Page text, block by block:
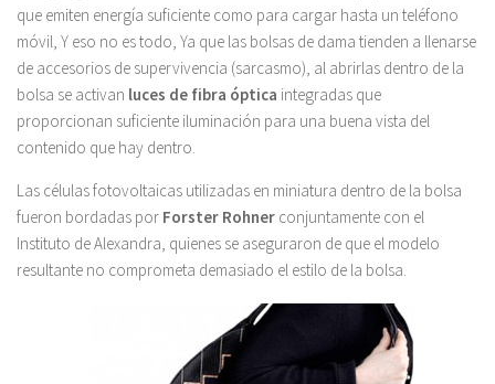
que emiten energía suficiente como para cargar hasta un teléfono
móvil, Y eso no es todo, Ya que las bolsas de dama tienden a llenarse
de accesorios de supervivencia (sarcasmo), al abrirlas dentro de la
bolsa se activan luces de fibra óptica integradas que
proporcionan suficiente iluminación para una buena vista del
contenido que hay dentro.
Las células fotovoltaicas utilizadas en miniatura dentro de la bolsa
fueron bordadas por Forster Rohner conjuntamente con el
Instituto de Alexandra, quienes se aseguraron de que el modelo
resultante no comprometa demasiado el estilo de la bolsa.